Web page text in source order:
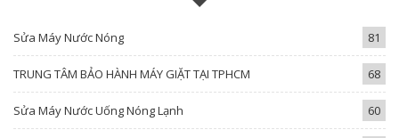
Sửa Máy Nước Nóng 81
TRUNG TÂM BẢO HÀNH MÁY GIẶT TẠI TPHCM 68
Sửa Máy Nước Uống Nóng Lạnh 60